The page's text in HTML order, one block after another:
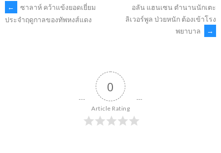
POST
←
ซาลาห์ คว้าแข้งยอดเยี่ยม
ประจำฤดูกาลของทัพหงส์แดง
อลัน แฮนเซน ตำนานนักเตะ
ลิเวอร์พูล ป่วยหนัก ต้องเข้าโรง
พยาบาล
→
0
Article Rating